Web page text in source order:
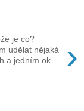
›
je co?
udělat nějaká
a jedním ok...